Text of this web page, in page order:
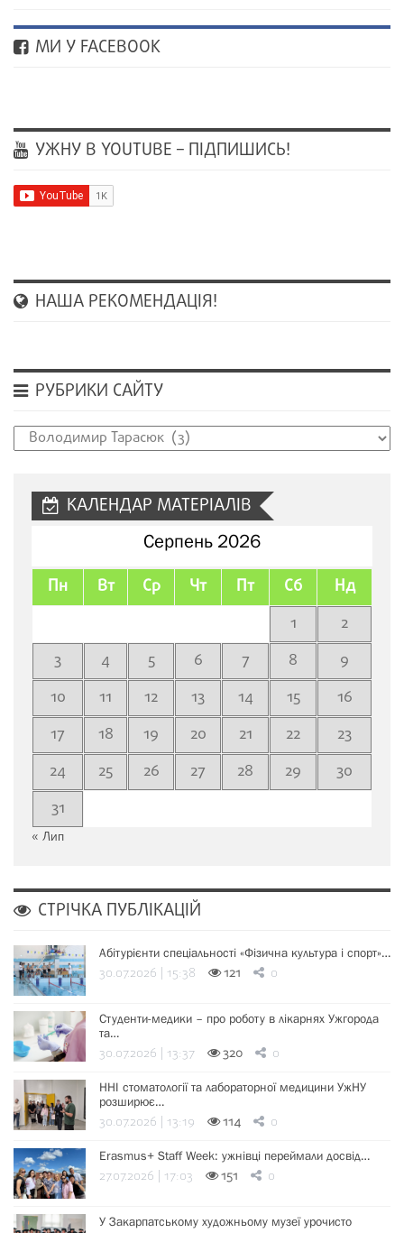
МИ У FACEBOOK
УЖНУ В YOUTUBE – ПІДПИШИСЬ!
НАША РЕКОМЕНДАЦІЯ!
РУБРИКИ САЙТУ
Рубрики
КАЛЕНДАР МАТЕРІАЛІВ
Серпень 2026
Пн Вт Ср Чт Пт Сб Нд
1
2
3
4 5 6 7 8
9
10
11 12 13 14 15
16
17
18 19 20 21 22
23
24
25 26 27 28 29
30
31
« Лип
СТРІЧКА ПУБЛІКАЦІЙ
Абітурієнти спеціальності «Фізична культура і спорт»…
30.07.2026 | 15:38 121 0
Студенти-медики – про роботу в лікарнях Ужгорода
та…
30.07.2026 | 13:37 320 0
ННІ стоматології та лабораторної медицини УжНУ
розширює…
30.07.2026 | 13:19 114 0
Erasmus+ Staff Week: ужнівці переймали досвід…
27.07.2026 | 17:03 151 0
У Закарпатському художньому музеї урочисто